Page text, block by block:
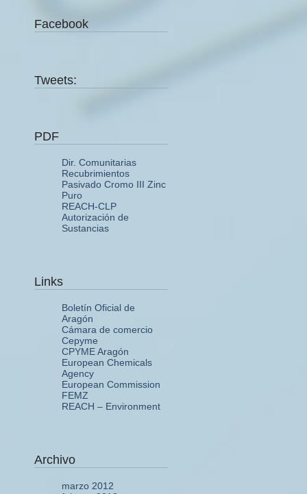
Facebook
Tweets:
PDF
Dir. Comunitarias
Recubrimientos
Pasivado Cromo III Zinc
Puro
REACH-CLP
Autorización de
Sustancias
Links
Boletín Oficial de
Aragón
Cámara de comercio
Cepyme
CPYME Aragón
European Chemicals
Agency
European Commission
FEMZ
REACH – Environment
Archivo
marzo 2012